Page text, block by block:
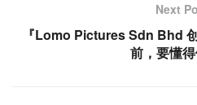
Next
『Lomo Pictures Sdn Bhd
前，要懂得